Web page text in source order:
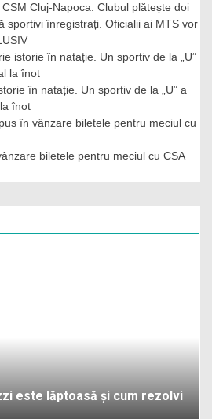
CSM Cluj-Napoca. Clubul plătește doi
sportivi înregistrați. Oficialii ai MTS vor
istorie în natație. Un sportiv de la „U”
la înot
în natație. Un sportiv de la „U” a
înot
pus în vânzare biletele pentru meciul cu
biletele pentru meciul cu CSA
este lăptoasă și cum rezolvi